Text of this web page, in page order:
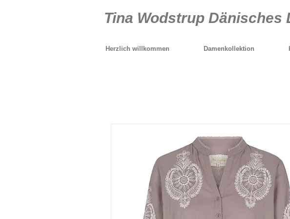
Tina Wodstrup Dänisches
Herzlich willkommen Damenkollektion